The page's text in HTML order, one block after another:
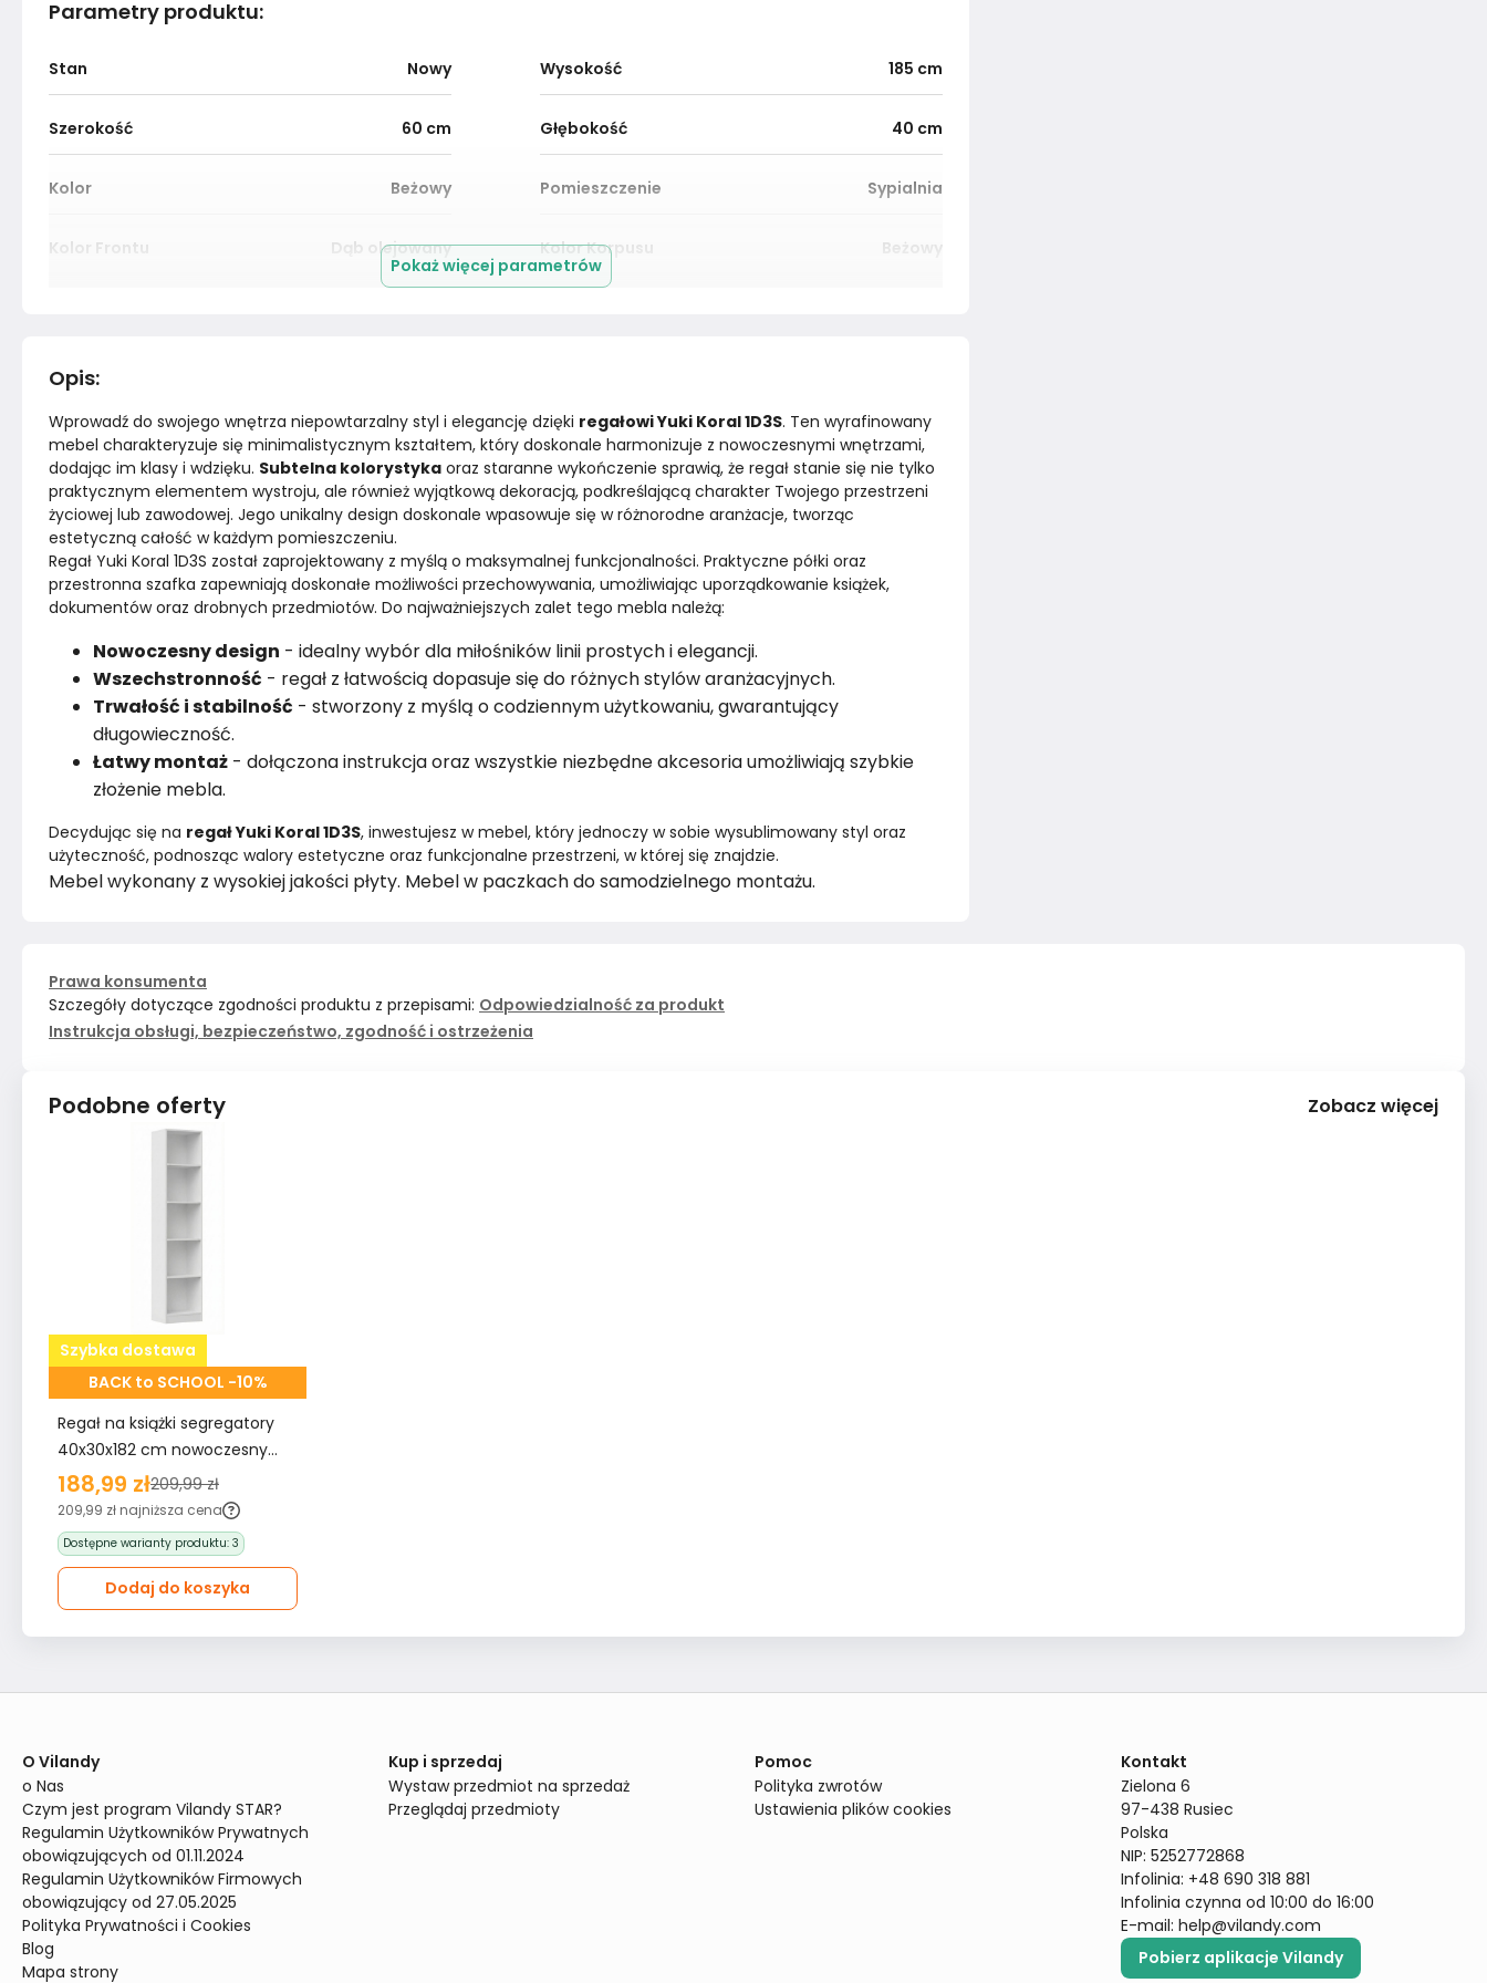
Parametry produktu:
Stan Nowy Wysokość 185 cm
Szerokość 60 cm Głębokość 40 cm
Kolor Beżowy Pomieszczenie Sypialnia
Kolor Frontu Dąb olejowany Kolor Korpusu Beżowy
Konstrukcja półki
Wykończenie korpusu Płyta meblowa Liczba wnęk otwartych Nie dotyczy
Konstrukcja blatu Płyta meblowa Konstrukcja korpusu Płyta meblowa
Kolor
Montaż Rozłożony Rok produkcji
Pokaż więcej parametrów
Opis:
Wprowadź do swojego wnętrza niepowtarzalny styl i elegancję dzięki regałowi Yuki Koral 1D3S. Ten wyrafinowany
mebel charakteryzuje się minimalistycznym kształtem, który doskonale harmonizuje z nowoczesnymi wnętrzami,
dodając im klasy i wdzięku. Subtelna kolorystyka oraz staranne wykończenie sprawią, że regał stanie się nie tylko
praktycznym elementem wystroju, ale również wyjątkową dekoracją, podkreślającą charakter Twojego przestrzeni
życiowej lub zawodowej. Jego unikalny design doskonale wpasowuje się w różnorodne aranżacje, tworząc
estetyczną całość w każdym pomieszczeniu.
Regał Yuki Koral 1D3S został zaprojektowany z myślą o maksymalnej funkcjonalności. Praktyczne półki oraz
przestronna szafka zapewniają doskonałe możliwości przechowywania, umożliwiając uporządkowanie książek,
dokumentów oraz drobnych przedmiotów. Do najważniejszych zalet tego mebla należą:
Nowoczesny design - idealny wybór dla miłośników linii prostych i elegancji.
Wszechstronność - regał z łatwością dopasuje się do różnych stylów aranżacyjnych.
Trwałość i stabilność - stworzony z myślą o codziennym użytkowaniu, gwarantujący
długowieczność.
Łatwy montaż - dołączona instrukcja oraz wszystkie niezbędne akcesoria umożliwiają szybkie
złożenie mebla.
Decydując się na regał Yuki Koral 1D3S, inwestujesz w mebel, który jednoczy w sobie wysublimowany styl oraz
użyteczność, podnosząc walory estetyczne oraz funkcjonalne przestrzeni, w której się znajdzie.
Mebel wykonany z wysokiej jakości płyty. Mebel w paczkach do samodzielnego montażu.
Prawa konsumenta
Szczegóły dotyczące zgodności produktu z przepisami: Odpowiedzialność za produkt
Instrukcja obsługi, bezpieczeństwo, zgodność i ostrzeżenia
Podobne oferty Zobacz więcej
Szybka dostawa
BACK to SCHOOL -10%
Regał na książki segregatory
40x30x182 cm nowoczesny
biały do biura salonu
MARTUSIA40
188,99 zł209,99 zł
209,99 zł najniższa cena
Dostępne warianty produktu: 3
Dodaj do koszyka
O Vilandy
o Nas
Czym jest program Vilandy STAR?
Regulamin Użytkowników Prywatnych
obowiązujących od 01.11.2024
Regulamin Użytkowników Firmowych
obowiązujący od 27.05.2025
Polityka Prywatności i Cookies
Blog
Mapa strony
Kup i sprzedaj
Wystaw przedmiot na sprzedaż
Przeglądaj przedmioty
Pomoc
Polityka zwrotów
Ustawienia plików cookies
Kontakt
Zielona 6
97-438 Rusiec
Polska
NIP: 5252772868
Infolinia: +48 690 318 881
Infolinia czynna od 10:00 do 16:00
E-mail: help@vilandy.com
Pobierz aplikacje Vilandy